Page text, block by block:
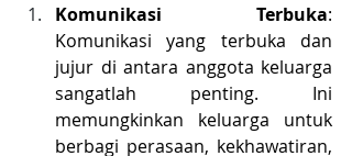
Komunikasi Terbuka:
Komunikasi yang terbuka dan
jujur di antara anggota keluarga
sangatlah penting. Ini
memungkinkan keluarga untuk
berbagi perasaan, kekhawatiran,